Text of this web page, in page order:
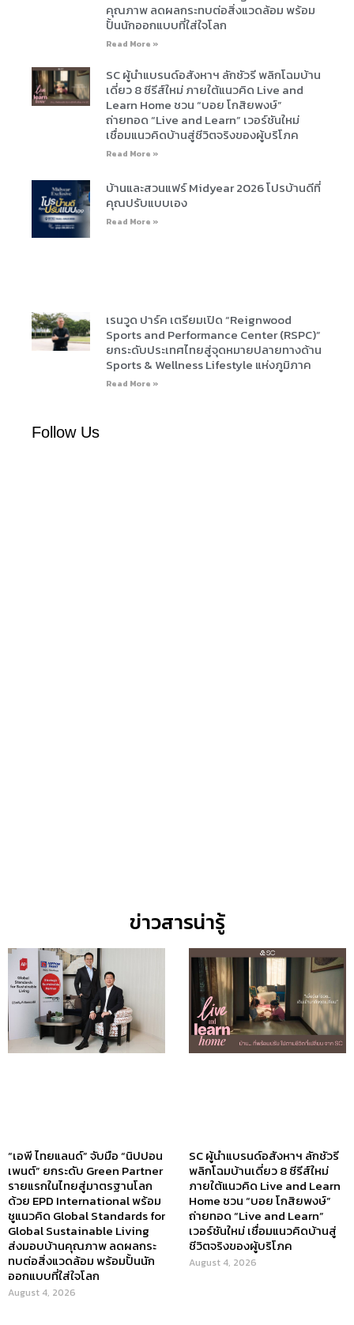
คุณภาพ ลดผลกระทบต่อสิ่งแวดล้อม พร้อม
ปั้นนักออกแบบที่ใส่ใจโลก
Read More »
SC ผู้นำแบรนด์อสังหาฯ ลักชัวรี พลิกโฉมบ้าน
เดี่ยว 8 ซีรีส์ใหม่ ภายใต้แนวคิด Live and
Learn Home ชวน “บอย โกสิยพงษ์”
ถ่ายทอด “Live and Learn” เวอร์ชันใหม่
เชื่อมแนวคิดบ้านสู่ชีวิตจริงของผู้บริโภค
Read More »
บ้านและสวนแฟร์ Midyear 2026 โปรบ้านดีที่
คุณปรับแบบเอง
Read More »
เรนวูด ปาร์ค เตรียมเปิด “Reignwood
Sports and Performance Center (RSPC)”
ยกระดับประเทศไทยสู่จุดหมายปลายทางด้าน
Sports & Wellness Lifestyle แห่งภูมิภาค
Read More »
Follow Us
ข่าวสารน่ารู้
“เอพี ไทยแลนด์” จับมือ “นิปปอน
เพนต์” ยกระดับ Green Partner
รายแรกในไทยสู่มาตรฐานโลก
ด้วย EPD International พร้อม
ชูแนวคิด Global Standards for
Global Sustainable Living
ส่งมอบบ้านคุณภาพ ลดผลกระ
ทบต่อสิ่งแวดล้อม พร้อมปั้นนัก
ออกแบบที่ใส่ใจโลก
August 4, 2026
SC ผู้นำแบรนด์อสังหาฯ ลักชัวรี
พลิกโฉมบ้านเดี่ยว 8 ซีรีส์ใหม่
ภายใต้แนวคิด Live and Learn
Home ชวน “บอย โกสิยพงษ์”
ถ่ายทอด “Live and Learn”
เวอร์ชันใหม่ เชื่อมแนวคิดบ้านสู่
ชีวิตจริงของผู้บริโภค
August 4, 2026